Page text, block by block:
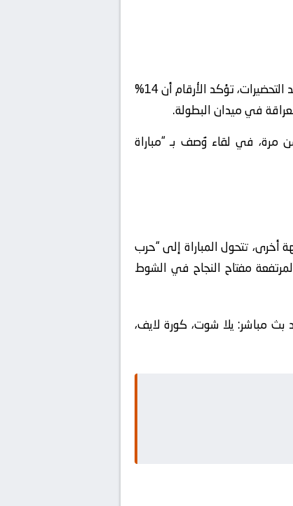
كُتب التاريخ في أحد اللقاءات السابقة بأرقام قياسية صمدت لسنوات طويلة ولم تُكسر حتى يومنا هذا. وعلى صعيد التحضيرات، تؤكد الأرقام أن 14%
في ميدان البطولة.
من مرة، في لقاء وُصف بـ “مباراة
تتحول المباراة إلى “حرب
مفتاح النجاح في الشوط
بث مباشر: يلا شوت، كورة لايف،